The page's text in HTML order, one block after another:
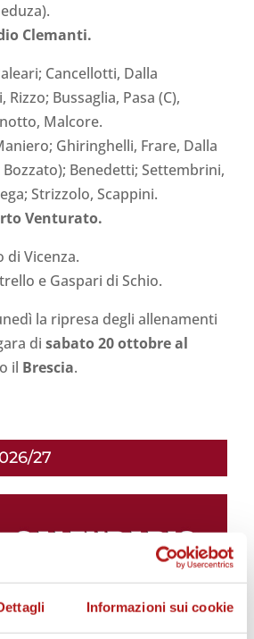
Informazioni sui cookie
Clemanti.
Cancellotti, Dalla
Bussaglia, Pasa (C),
Malcore.
Ghiringhelli, Frare, Dalla
Bozzato); Benedetti; Settembrini,
Strizzolo, Scappini.
Venturato.
di Vicenza.
e Gaspari di Schio.
la ripresa degli allenamenti
di sabato 20 ottobre al
il Brescia.
27